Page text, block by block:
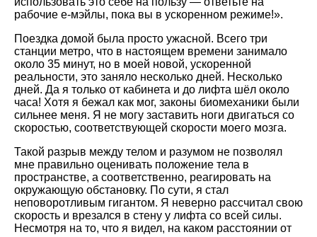
рабочие е-мэйлы, пока вы в ускоренном режиме!
.
Поездка домой была просто ужасной. Всего три
станции метро, что в настоящем времени занимало
около 35 минут, но в моей новой, ускоренной
реальности, это заняло несколько дней. Несколько
дней. Да я только от кабинета и до лифта шёл около
часа! Хотя я бежал как мог, законы биомеханики были
сильнее меня. Я не могу заставить ноги двигаться со
скоростью, соответствующей скорости моего мозга.
Такой разрыв между телом и разумом не позволял
мне правильно оценивать положение тела в
пространстве, а соответственно, реагировать на
окружающую обстановку. По сути, я стал
неповоротливым гигантом. Я неверно рассчитал свою
скорость и врезался в стену у лифта со всей силы.
Несмотря на то, что я видел, на каком расстоянии от